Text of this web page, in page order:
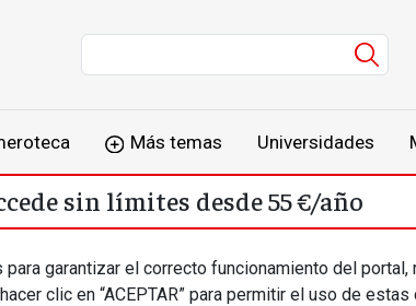
Más temas Universidades
garantizar el correcto funcionamiento del
clic en “ACEPTAR” para permitir el uso de
sin límites desde 55 €/año